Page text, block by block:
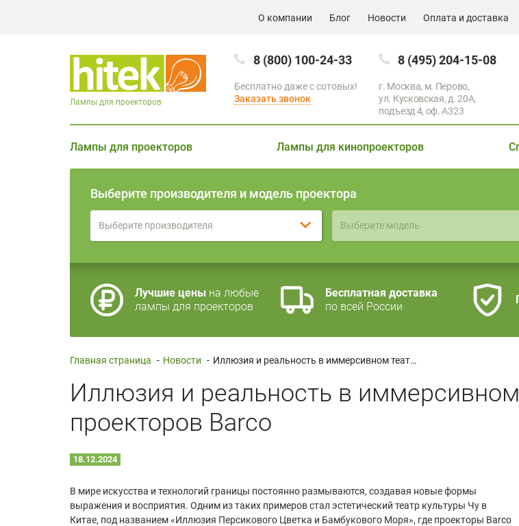
О компании Блог Новости Оплата и доставка
8 (800) 100-24-33
Бесплатно даже с сотовых!
Заказать звонок
8 (495) 204-15-08
г. Москва, м. Перово,
ул. Кусковская, д. 20А,
подъезд 4, оф. A323
Лампы для проекторов
Лампы для проекторов Лампы для кинопроекторов
Выберите производителя и модель проектора
Выберите производителя Выберите модель
Лучшие цены на любые
лампы для проекторов
Бесплатная доставка
по всей России
Главная страница - Новости - Иллюзия и реальность в иммерсивном театре в Китае с помощью проекторов Barco
Иллюзия и реальность в
проекторов Barco
18.12.2024
В мире искусства и технологий границы постоянно размываются, создавая новые формы
выражения и восприятия. Одним из таких примеров стал эстетический театр культуры Чу в
Китае, под названием «Иллюзия Персикового Цветка и Бамбукового Моря», где проекторы Barco